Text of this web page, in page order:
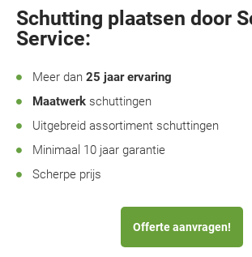
Schutting plaatsen door
Service:
Meer dan 25 jaar ervaring
Maatwerk schuttingen
Uitgebreid assortiment schuttingen
Minimaal 10 jaar garantie
Scherpe prijs
Offerte aanvragen!